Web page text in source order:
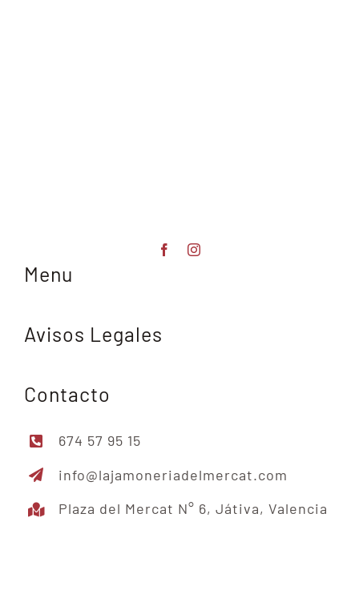
Menu
Avisos Legales
Contacto
674 57 95 15
info@lajamoneriadelmercat.com
Plaza del Mercat N° 6, Játiva, Valencia